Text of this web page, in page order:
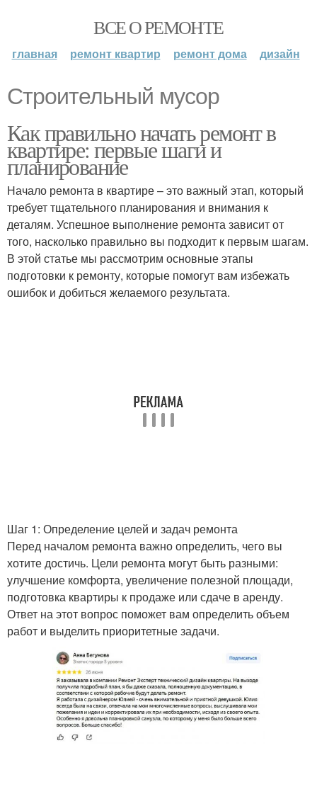
ВСЕ О РЕМОНТЕ
главная ремонт квартир ремонт дома дизайн
Строительный мусор
Как правильно начать ремонт в
квартире: первые шаги и
планирование
Начало ремонта в квартире – это важный этап, который
требует тщательного планирования и внимания к
деталям. Успешное выполнение ремонта зависит от
того, насколько правильно вы подходит к первым шагам.
В этой статье мы рассмотрим основные этапы
подготовки к ремонту, которые помогут вам избежать
ошибок и добиться желаемого результата.
Шаг 1: Определение целей и задач ремонта
Перед началом ремонта важно определить, чего вы
хотите достичь. Цели ремонта могут быть разными:
улучшение комфорта, увеличение полезной площади,
подготовка квартиры к продаже или сдаче в аренду.
Ответ на этот вопрос поможет вам определить объем
работ и выделить приоритетные задачи.